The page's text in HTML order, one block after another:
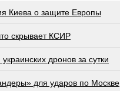
Киева о защите Европы
скрывает КСИР
дронов за сутки
для ударов по Москве